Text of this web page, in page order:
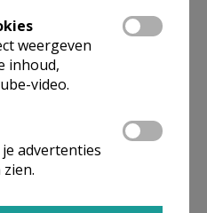
weergeven
inhoud,
video.
advertenties